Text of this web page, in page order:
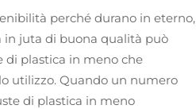
perché durano in eterno,
in juta di buona qualità può
di plastica in meno che
utilizzo. Quando un numero
di plastica in meno